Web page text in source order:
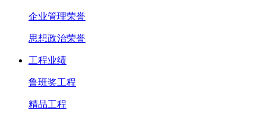
企业管理荣誉
思想政治荣誉
工程业绩
鲁班奖工程
精品工程